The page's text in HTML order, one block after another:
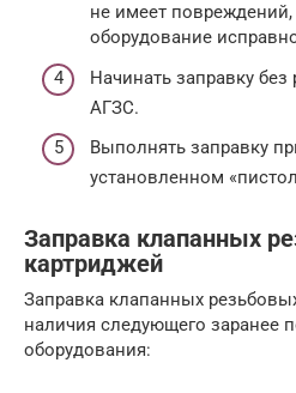
не имеет
оборудование
Начинать заправку
АГЗС.
Выполнять заправку
установленном
Заправка клапанных
картриджей
Заправка клапанных
наличия следующего заранее
оборудования: